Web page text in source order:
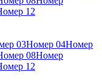
12
03Номер 04Номер
08Номер
12